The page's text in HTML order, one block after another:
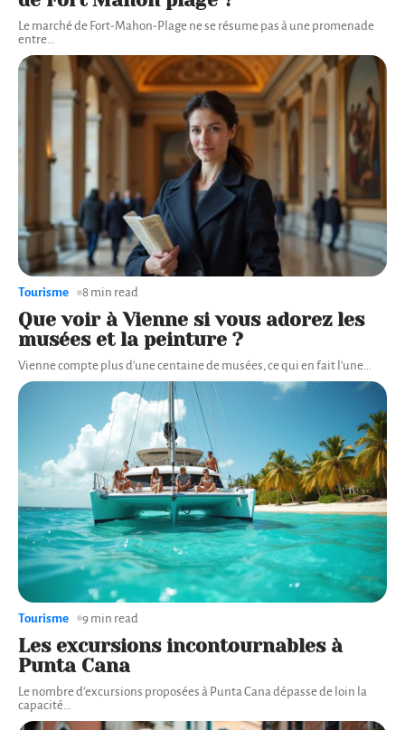
Le marché de Fort-Mahon-Plage ne se résume pas à une promenade
entre…
Que voir à Vienne si vous adorez les
musées et la peinture ?
Vienne compte plus d'une centaine de musées, ce qui en fait l'une…
Tourisme 8 min read
Les excursions incontournables à
Punta Cana
Le nombre d’excursions proposées à Punta Cana dépasse de loin la
capacité
Tourisme 9 min read